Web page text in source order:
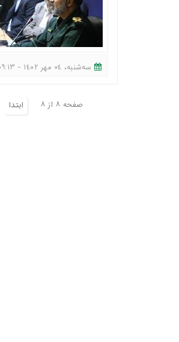
ﺳﻪشنبه، ٠٤ مهر ١٤٠٢ - ٠٩:١٣
صفحه ٨ از ٨ ابتدا